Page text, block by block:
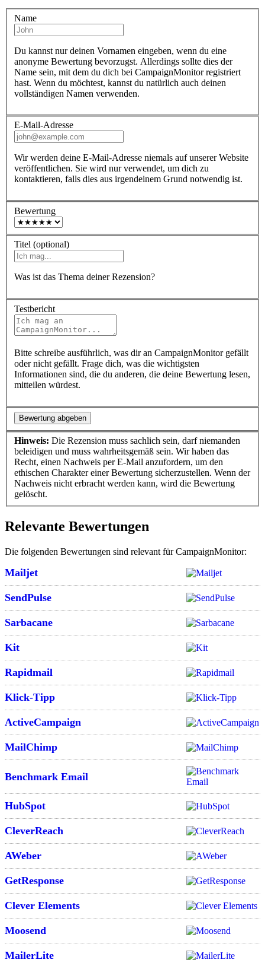
Name
Du kannst nur deinen Vornamen eingeben, wenn du eine
anonyme Bewertung bevorzugst. Allerdings sollte dies der
Name sein, mit dem du dich bei CampaignMonitor registriert
hast. Wenn du möchtest, kannst du natürlich auch deinen
vollständigen Namen verwenden.
E-Mail-Adresse
Wir werden deine E-Mail-Adresse niemals auf unserer Website
veröffentlichen. Sie wird nur verwendet, um dich zu
kontaktieren, falls dies aus irgendeinem Grund notwendig ist.
Bewertung
Titel (optional)
Was ist das Thema deiner Rezension?
Testbericht
Bitte schreibe ausführlich, was dir an CampaignMonitor gefällt
oder nicht gefällt. Frage dich, was die wichtigsten
Informationen sind, die du anderen, die deine Bewertung lesen,
mitteilen würdest.
Bewertung abgeben
Hinweis:
beleidigen und muss wahrheitsgemäß sein. Wir haben das
Recht, einen Nachweis per E-Mail anzufordern, um den
ethischen Charakter einer Bewertung sicherzustellen. Wenn der
Nachweis nicht erbracht werden kann, wird die Bewertung
gelöscht.
Relevante Bewertungen
Die folgenden Bewertungen sind relevant für CampaignMonitor:
Mailjet
SendPulse
Sarbacane
Kit
Rapidmail
Klick-Tipp
ActiveCampaign
MailChimp
Benchmark Email
HubSpot
CleverReach
AWeber
GetResponse
Clever Elements
Moosend
MailerLite